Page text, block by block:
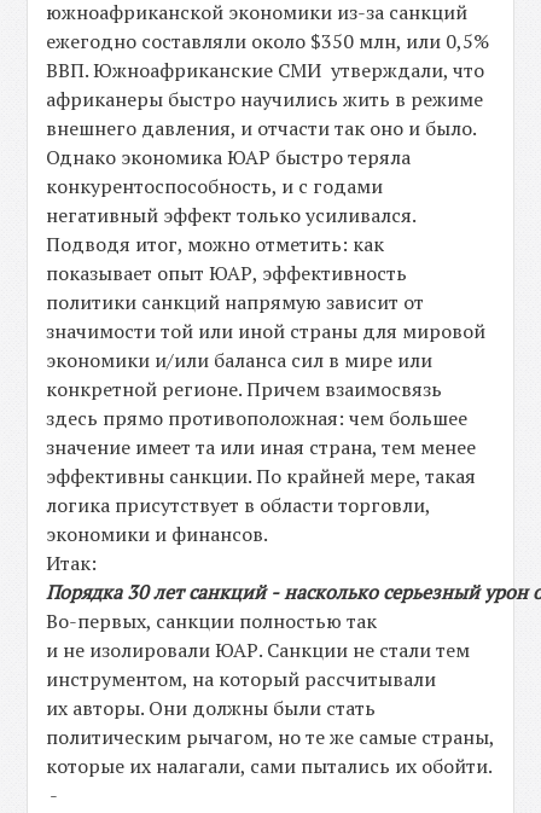
южноафриканской экономики из-за санкций
ежегодно составляли около $350 млн, или 0,5%
ВВП. Южноафриканские СМИ утверждали, что
африканеры быстро научились жить в режиме
внешнего давления, и отчасти так оно и было.
Однако экономика ЮАР быстро теряла
конкурентоспособность, и с годами
негативный эффект только усиливался.
Подводя итог, можно отметить: как
показывает опыт ЮАР, эффективность
политики санкций напрямую зависит от
значимости той или иной страны для мировой
экономики и/или баланса сил в мире или
конкретной регионе. Причем взаимосвязь
здесь прямо противоположная: чем большее
значение имеет та или иная страна, тем менее
эффективны санкции. По крайней мере, такая
логика присутствует в области торговли,
экономики и финансов.
Итак:
Порядка 30лет санкций -насколько серьезный урон
Во-первых, санкции полностью так
и не изолировали ЮАР. Санкции не стали тем
инструментом, на который рассчитывали
их авторы. Они должны были стать
политическим рычагом, но те же самые страны,
которые их налагали, сами пытались их обойти.
-